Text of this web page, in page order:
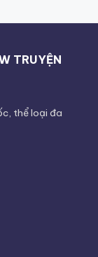
TRUYỆN
thể loại đa